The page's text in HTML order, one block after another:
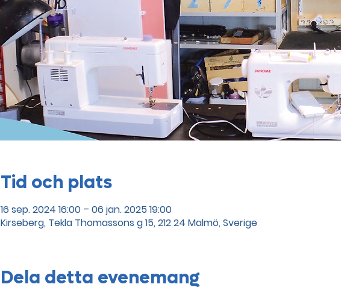
Tid och plats
16 sep. 2024 16:00 – 06 jan. 2025 19:00
Kirseberg, Tekla Thomassons g 15, 212 24 Malmö, Sverige
Dela detta evenemang